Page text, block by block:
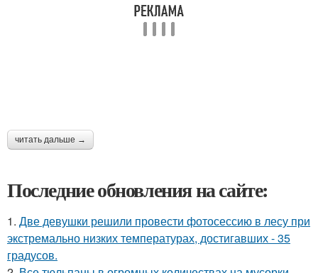
читать дальше →
Последние обновления на сайте:
1. Две девушки решили провести фотосессию в лесу при
экстремально низких температурах, достигавших - 35
градусов.